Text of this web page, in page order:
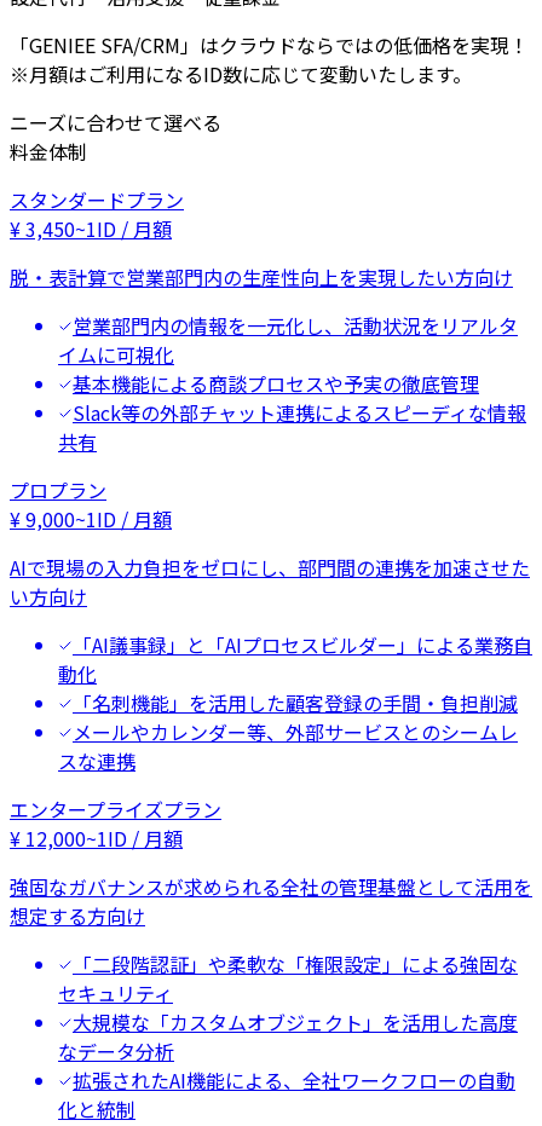
「GENIEE SFA/CRM」はクラウドならではの低価格を実現！
※月額はご利用になるID数に応じて変動いたします。
ニーズに合わせて選べる
料金体制
スタンダードプラン
¥3,450~1ID / 月額
脱・表計算で営業部門内の生産性向上を実現したい方向け
営業部門内の情報を一元化し、活動状況をリアルタ
イムに可視化
基本機能による商談プロセスや予実の徹底管理
Slack等の外部チャット連携によるスピーディな情報
共有
プロプラン
¥9,000~1ID / 月額
AIで現場の入力負担をゼロにし、部門間の連携を加速させた
い方向け
「AI議事録」と「AIプロセスビルダー」による業務自
動化
「名刺機能」を活用した顧客登録の手間・負担削減
メールやカレンダー等、外部サービスとのシームレ
スな連携
エンタープライズプラン
¥ 12,000~1ID / 月額
強固なガバナンスが求められる全社の管理基盤として活用を
想定する方向け
「二段階認証」や柔軟な「権限設定」による強固な
セキュリティ
大規模な「カスタムオブジェクト」を活用した高度
なデータ分析
拡張されたAI機能による、全社ワークフローの自動
化と統制